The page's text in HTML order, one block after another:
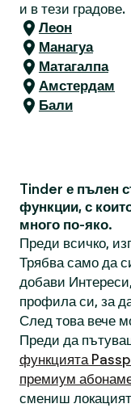
и в тези градове.
Леон
Манагуа
Матагалпа
Амстердам
Бали
Tinder е пълен
функции, с
много по-яко.
Преди всичко,
Трябва само да
добави
профила си, за
След това вече
Преди да
функцията
премиум
смениш